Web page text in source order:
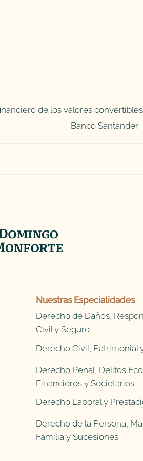
de los valores
Banco Santander
Nuestras Especialidades
Derecho de Daños,
Civil y Seguro
Derecho Civil, Patrimonial
Derecho Penal, Delitos
Financieros y Societarios
Derecho Laboral y
Derecho de la Persona,
Familia y Sucesiones